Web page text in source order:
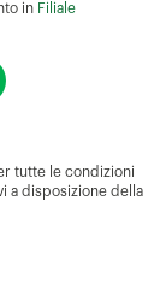
in Filiale
tutte le condizioni
a disposizione della